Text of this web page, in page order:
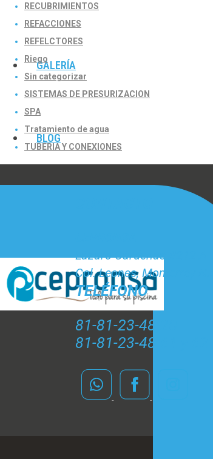
GALERÍA
BLOG
RECUBRIMIENTOS
REFACCIONES
REFELCTORES
Riego
Sin categorizar
SISTEMAS DE PRESURIZACION
SPA
Tratamiento de agua
TUBERIA Y CONEXIONES
Lázaro Cárdenas #212 A
Col. Leones, Monterrey N.L.
TELÉFONO
81-81-23-48-20
81-81-23-48-61 y 62